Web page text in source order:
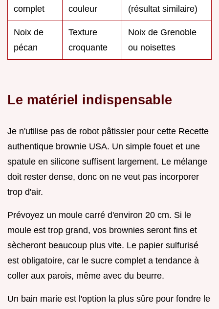
complet
couleur
(résultat similaire)
Noix de
pécan
Texture
croquante
Noix de Grenoble
ou noisettes
Le matériel indispensable
Je n'utilise pas de robot pâtissier pour cette Recette
authentique brownie USA. Un simple fouet et une
spatule en silicone suffisent largement. Le mélange
doit rester dense, donc on ne veut pas incorporer
trop d'air.
Prévoyez un moule carré d'environ 20 cm. Si le
moule est trop grand, vos brownies seront fins et
sècheront beaucoup plus vite. Le papier sulfurisé
est obligatoire, car le sucre complet a tendance à
coller aux parois, même avec du beurre.
Un bain marie est l'option la plus sûre pour fondre le